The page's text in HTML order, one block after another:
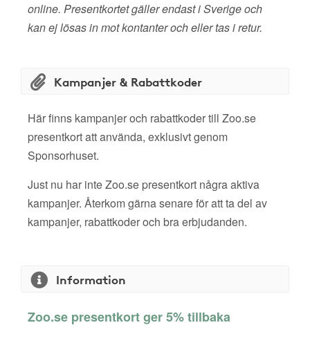
online. Presentkortet gäller endast i Sverige och
kan ej lösas in mot kontanter och eller tas i retur.
Kampanjer & Rabattkoder
Här finns kampanjer och rabattkoder till Zoo.se
presentkort att använda, exklusivt genom
Sponsorhuset.
Just nu har inte Zoo.se presentkort några aktiva
kampanjer. Återkom gärna senare för att ta del av
kampanjer, rabattkoder och bra erbjudanden.
Information
Zoo.se presentkort ger 5% tillbaka